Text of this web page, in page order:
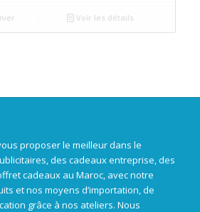
Voir les détails
proposer le meilleur dans le
des cadeaux entreprise, des
cadeaux au Maroc, avec notre
et nos moyens d’importation, de
grâce à nos ateliers. Nous